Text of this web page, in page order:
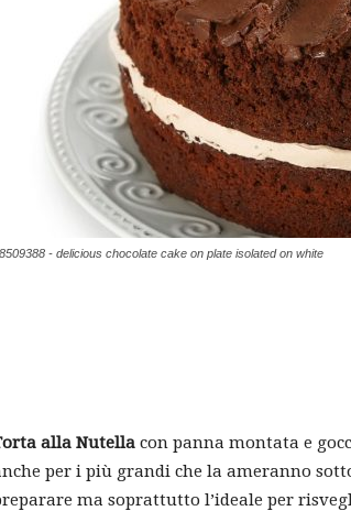
- delicious chocolate cake on plate isolated on white
alla Nutella con panna montata e
per i più grandi che la ameranno
ma soprattutto l’ideale per